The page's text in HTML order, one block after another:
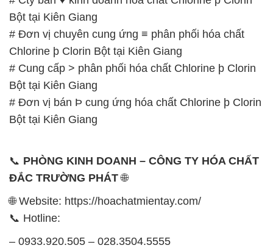
Bột tại Kiên Giang
# Đơn vị chuyên cung ứng ≡ phân phối hóa chất
Chlorine þ Clorin Bột tại Kiên Giang
# Cung cấp > phân phối hóa chất Chlorine þ Clorin
Bột tại Kiên Giang
# Đơn vị bán Þ cung ứng hóa chất Chlorine þ Clorin
Bột tại Kiên Giang
📞 PHÒNG KINH DOANH – CÔNG TY HÓA CHẤT
ĐẮC TRƯỜNG PHÁT🌐
🌐 Website: https://hoachatmientay.com/
📞 Hotline:
– 0933.920.505 – 028.3504.5555